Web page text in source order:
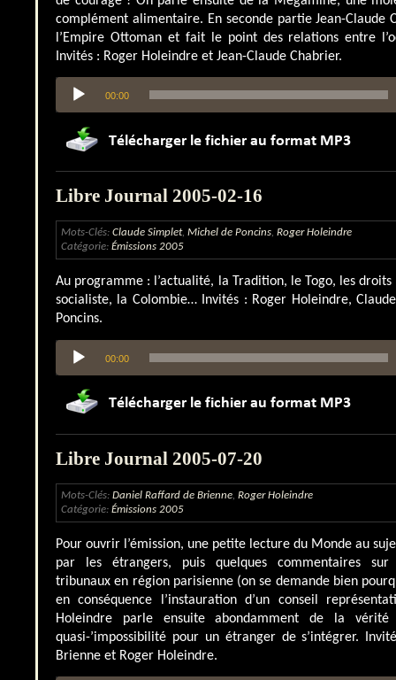
complément alimentaire. En seconde partie Jean-Claude
l’Empire Ottoman et fait le point des relations entre
Invités : Roger Holeindre et Jean-Claude Chabrier.
audio
00:00
Libre Journal 2005-02-16
Mots-Clés: Claude Simplet, Michel de Poncins, Roger Holeindre
Catégorie: Émissions 2005
Au programme : l’actualité, la Tradition, le Togo, les droits
socialiste, la Colombie… Invités : Roger Holeindre,
Poncins.
Lecteur
audio
00:00
Libre Journal 2005-07-20
Mots-Clés: Daniel Raffard de Brienne, Roger Holeindre
Catégorie: Émissions 2005
Pour ouvrir l’émission, une petite lecture du Monde au
par les étrangers, puis quelques commentaires sur
tribunaux en région parisienne (on se demande bien
en conséquence l’instauration d’un conseil
Holeindre parle ensuite abondamment de la
quasi-’impossibilité pour un étranger de s’intégrer.
Brienne et Roger Holeindre.